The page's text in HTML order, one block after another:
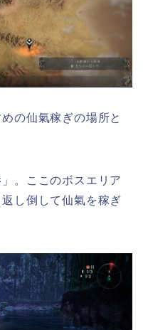
の仙氣稼ぎの場所と
。ここのボスエリア
し倒して仙氣を稼ぎ